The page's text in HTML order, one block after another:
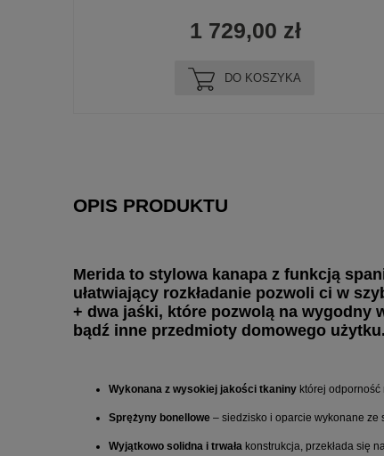
1 729,00 zł
DO KOSZYKA
OPIS PRODUKTU
Merida to stylowa kanapa z funkcją
ułatwiający rozkładanie pozwoli ci w
+ dwa jaśki, które pozwolą na wygodny
bądź inne przedmioty domowego użytku.
Wykonana z wysokiej jakości tkaniny której odporność
Sprężyny bonellowe – siedzisko i oparcie wykonane ze
Wyjątkowo solidna i trwała konstrukcja, przekłada się